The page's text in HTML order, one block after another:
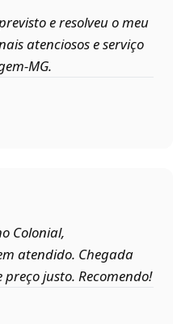
e resolveu o meu
atenciosos e serviço
Colonial,
atendido. Chegada
justo. Recomendo!